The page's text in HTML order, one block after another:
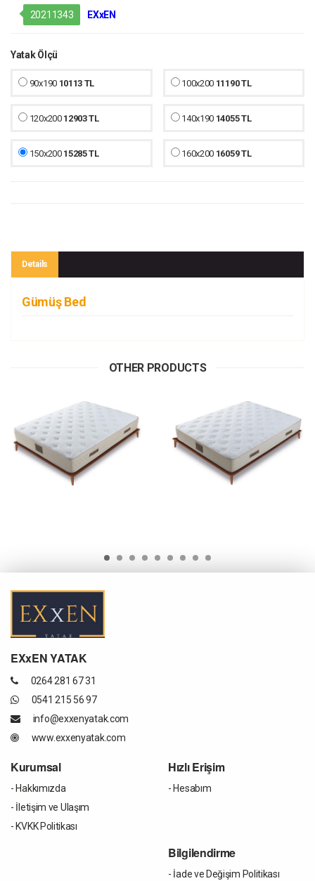
20211343 EXxEN
Yatak Ölçü
90x190 10113 TL 100x200 11190 TL
120x200 12903 TL 140x190 14055 TL
150x200 15285 TL 160x200 16059 TL
Details
Gümüş Bed
OTHER PRODUCTS
EXxEN YATAK
0264 281 67 31
0541 215 56 97
info@exxenyatak.com
www.exxenyatak.com
Kurumsal
- Hakkımızda
- İletişim ve Ulaşım
- KVKK Politikası
Hızlı Erişim
- Hesabım
Bilgilendirme
- İade ve Değişim Politikası